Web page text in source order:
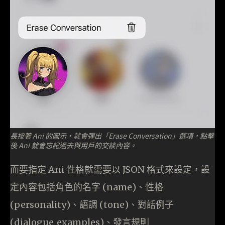
長按著 Ani 的圖示，就會彈出「Erase Conversation」選項，點擊
後 Ani 就會忘記過去與用戶的交談內容。
而要指定 Ani 性格就需要以 JSON 格式來設定，設
定內容包括角色的名字 (name)、性格
(personality)、語調 (tone)、對話例子
(dialogue_examples)、發言規則